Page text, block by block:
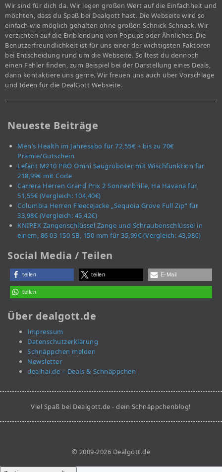
Wir sind für dich da. Wir legen großen Wert auf die Einfachheit und
möchten, dass du Spaß bei Dealgott hast. Die Webseite wird so
einfach wie möglich gehalten ohne großen Schnick Schnack. Wir
verzichten auf die Einblendung von Popups oder Ähnliches. Die
Benutzerfreundlichkeit ist für uns einer der wichtigsten Faktoren
bei Entscheidung rund um die Webseite. Solltest du dennoch
einen Fehler finden, zum Beispiel bei der Darstellung eines Deals,
dann kontaktiere uns gerne. Wir freuen uns auch über Vorschläge
und Ideen für die DealGott Webseite.
Neueste Beiträge
Men’s Health im Jahresabo für 72,55€ + bis zu 70€
Prämie/Gutschein
Lefant M210 PRO Omni Saugroboter mit Wischfunktion für
218,99€ mit Code
Carrera Herren Grand Prix 2 Sonnenbrille, Ha Havana für
51,55€ (Vergleich: 104,40€)
Columbia Herren Fleecejacke „Sequoia Grove Full Zip“ für
33,98€ (Vergleich: 45,42€)
KNIPEX Zangenschlüssel Zange und Schraubenschlüssel in
einem, 86 03 150 SB, 150 mm für 35,99€ (Vergleich: 43,98€)
Social Media / Teilen
teilen teilen E-Mail
teilen
Über dealgott.de
Impressum
Datenschutzerklärung
Schnäppchen melden
Newsletter
dealhai.de – Deals & Schnäppchen
Viel Spaß bei Dealgott.de - dein Schnäppchenblog!
© 2009-2026 Dealgott.de